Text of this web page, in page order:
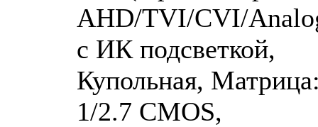
AHD/TVI/CVI/
с ИК подсветкой,
Купольная,
1/2.7 CMOS,